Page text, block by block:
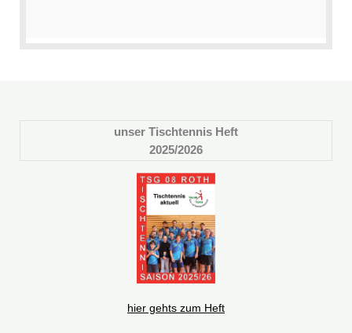
unser Tischtennis Heft
2025/2026
hier gehts zum Heft